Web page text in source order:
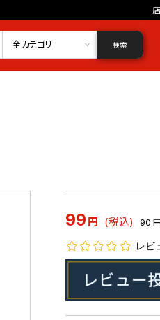
全カテゴリ 検索
99 円 (税込) 90
レビ